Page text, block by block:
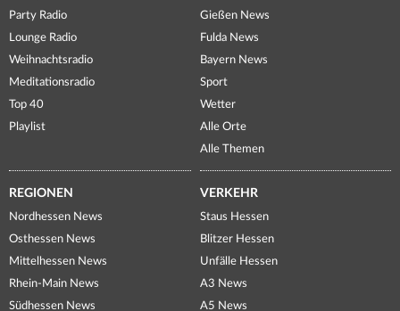
Party Radio
Lounge Radio
Weihnachtsradio
Meditationsradio
Top 40
Playlist
Gießen News
Fulda News
Bayern News
Sport
Wetter
Alle Orte
Alle Themen
REGIONEN
Nordhessen News
Osthessen News
Mittelhessen News
Rhein-Main News
Südhessen News
VERKEHR
Staus Hessen
Blitzer Hessen
Unfälle Hessen
A3 News
A5 News